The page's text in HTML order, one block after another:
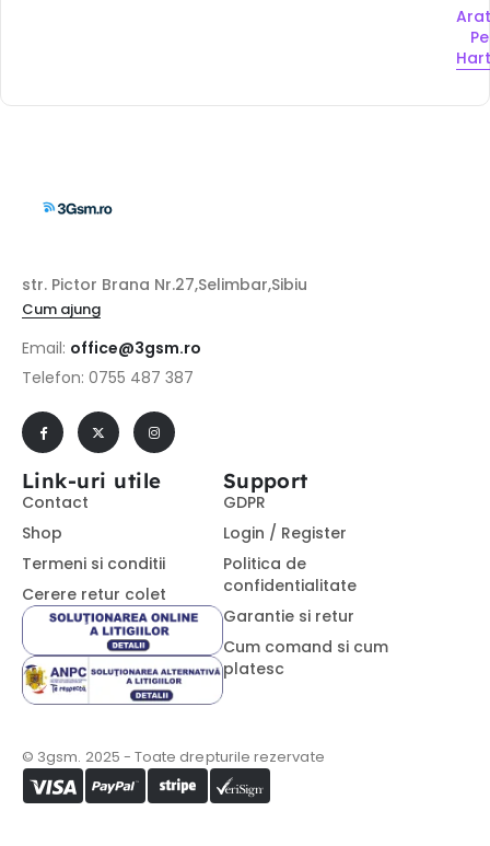
Pe
str. Pictor Brana Nr.27,Selimbar,Sibiu
Cum ajung
Email: office@3gsm.ro
Telefon: 0755 487 387
Link-uri utile
Contact
Shop
Termeni si conditii
Cerere retur colet
Support
GDPR
Login / Register
Politica de
confidentialitate
Garantie si retur
Cum comand si cum
platesc
© 3gsm. 2025 - Toate drepturile rezervate